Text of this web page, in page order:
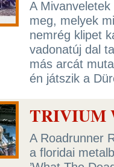
A
meg, melyek
nemrég klipet
vadonatúj dal
más arcát
én játszik a
TRIVIUM
A Roadrunner
a floridai